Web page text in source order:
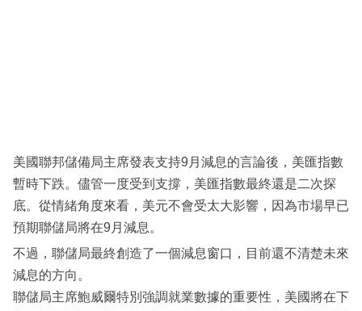
閱
專
區
美國聯邦儲備局主席發表支持9月減息的言論後，美匯指數
暫時下跌。儘管一度受到支撐，美匯指數最終還是二次探
底。從情緒角度來看，美元不會受太大影響，因為市場早已
預期聯儲局將在9月減息。
不過，聯儲局最終創造了一個減息窗口，目前還不清楚未來
減息的方向。
聯儲局主席鮑威爾特別強調就業數據的重要性，美國將在下